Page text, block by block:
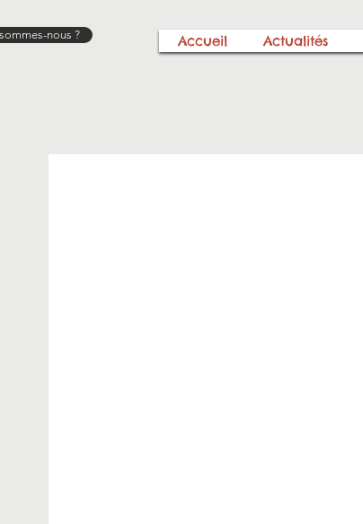
nous ? Accueil Actualités